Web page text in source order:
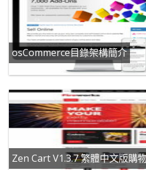
osCommerce目錄架構簡介
Zen Cart V1.3.7 繁體中文版購